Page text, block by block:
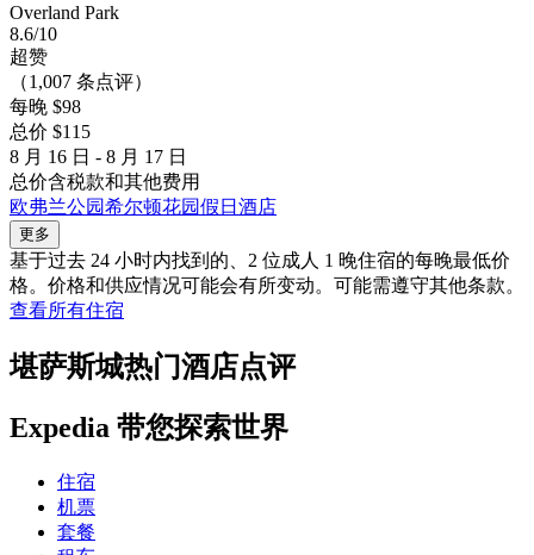
Overland Park
8.6/10
超赞
（1,007 条点评）
每晚 $98
总价 $115
8 月 16 日 - 8 月 17 日
总价含税款和其他费用
欧弗兰公园希尔顿花园假日酒店
更多
基于过去 24 小时内找到的、2 位成人 1 晚住宿的每晚最低价
格。价格和供应情况可能会有所变动。可能需遵守其他条款。
查看所有住宿
堪萨斯城热门酒店点评
Expedia 带您探索世界
住宿
机票
套餐